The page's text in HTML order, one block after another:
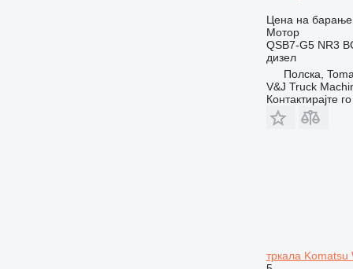
Цена на барање
Мотор
QSB7-G5 NR3
дизел
Полска,
V&J Truck
Контактирајте
тркала Komatsu